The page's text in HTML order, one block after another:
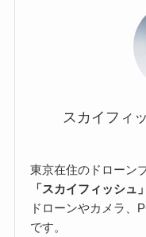
スカイフィ
東京在住のドローン
「スカイフィッシュ」
ドローンやカメラ、
です。